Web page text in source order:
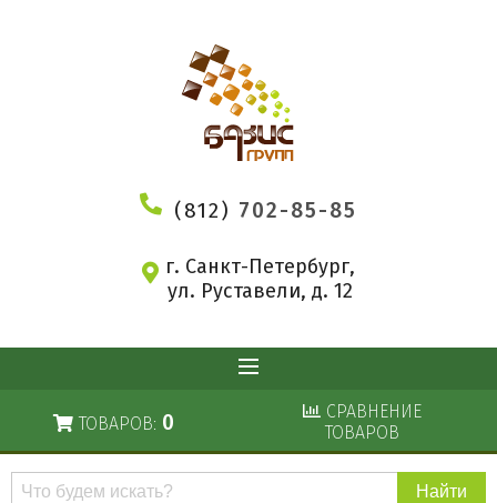
(812) 702-85-85
г. Санкт-Петербург,
ул. Руставели, д. 12
ТОВАРОВ: 0
СРАВНЕНИЕ
ТОВАРОВ
Поиск